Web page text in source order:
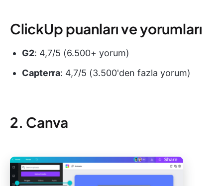
ClickUp puanları ve yorumları
G2: 4,7/5 (6.500+ yorum)
Capterra: 4,7/5 (3.500'den fazla yorum)
2. Canva